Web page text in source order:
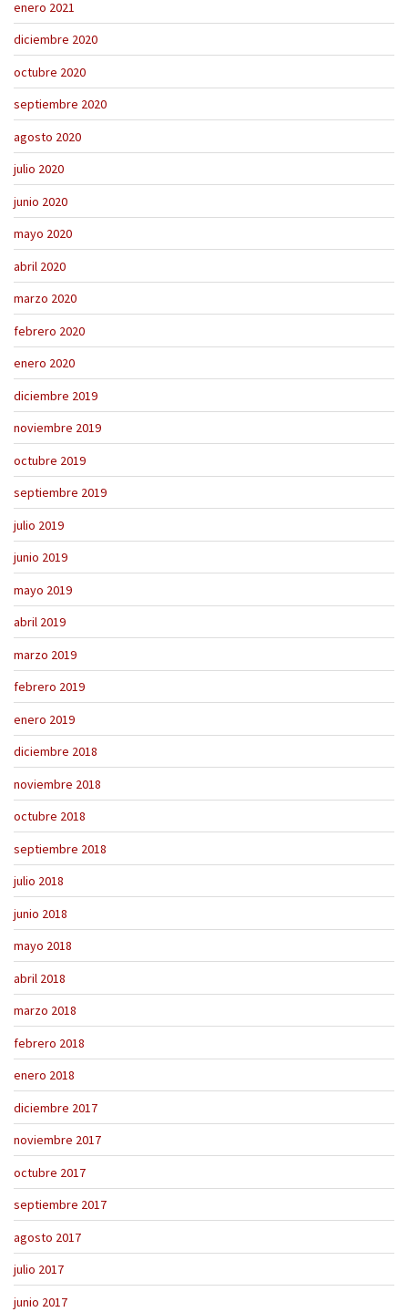
enero 2021
diciembre 2020
octubre 2020
septiembre 2020
agosto 2020
julio 2020
junio 2020
mayo 2020
abril 2020
marzo 2020
febrero 2020
enero 2020
diciembre 2019
noviembre 2019
octubre 2019
septiembre 2019
julio 2019
junio 2019
mayo 2019
abril 2019
marzo 2019
febrero 2019
enero 2019
diciembre 2018
noviembre 2018
octubre 2018
septiembre 2018
julio 2018
junio 2018
mayo 2018
abril 2018
marzo 2018
febrero 2018
enero 2018
diciembre 2017
noviembre 2017
octubre 2017
septiembre 2017
agosto 2017
julio 2017
junio 2017